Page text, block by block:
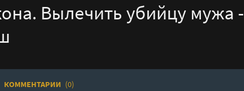
Вылечить убийцу мужа -
КОММЕНТАРИИ (0)